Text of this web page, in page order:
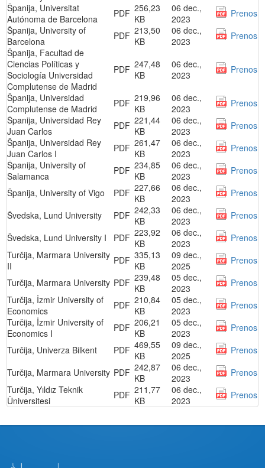
Španija, Universitat
Autónoma de Barcelona
PDF 256,23
KB
06 dec.,
2023
Prenos
Španija, University of
Barcelona
PDF 213,50
KB
06 dec.,
2023
Prenos
Španija, Facultad de
Ciencias Políticas y
Sociología Universidad
Complutense de Madrid
PDF 247,48
KB
06 dec.,
2023
Prenos
Španija, Universidad
Complutense de Madrid
PDF 219,96
KB
06 dec.,
2023
Prenos
Španija, Universidad Rey
Juan Carlos
PDF 221,44
KB
06 dec.,
2023
Prenos
Španija, Universidad Rey
Juan Carlos I
PDF 261,47
KB
06 dec.,
2023
Prenos
Španija, University of
Salamanca
PDF 234,85
KB
06 dec.,
2023
Prenos
Španija, University of Vigo
PDF 227,66
KB
06 dec.,
2023
Prenos
Švedska, Lund University
PDF 242,33
KB
06 dec.,
2023
Prenos
Švedska, Lund University I
PDF 223,92
KB
06 dec.,
2023
Prenos
Turčija, Marmara University
II
PDF 335,13
KB
09 dec.,
2025
Prenos
Turčija, Marmara University PDF 239,48
KB
05 dec.,
2023
Prenos
Turčija, İzmir University of
Economics
PDF 210,84
KB
05 dec.,
2023
Prenos
Turčija, İzmir University of
Economics I
PDF 206,21
KB
05 dec.,
2023
Prenos
Turčija, Univerza Bilkent
PDF 469,55
KB
09 dec.,
2025
Prenos
Turčija, Marmara University PDF 242,87
KB
06 dec.,
2023
Prenos
Turčija, Yıldız Teknik
Üniversitesi
PDF 211,77
KB
06 dec.,
2023
Prenos